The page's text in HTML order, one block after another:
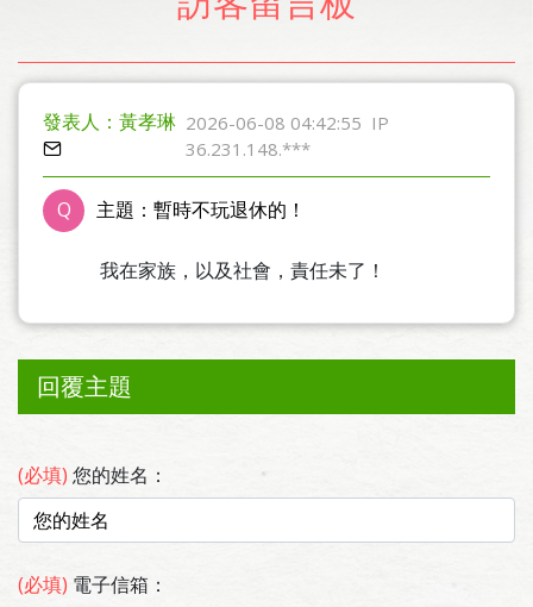
發表人：黃孝琳 2026-06-08 04:42:55 IP
36.231.148.***
Q 主題：暫時不玩退休的！
我在家族，以及社會，責任未了！
回覆主題
(必填) 您的姓名：
(必填) 電子信箱：